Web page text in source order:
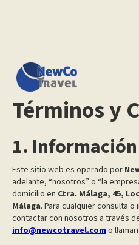
Términos y
1.
Este sitio web es operado por
adelante, “nosotros” o “la
domicilio en Ctra. Málaga, 45,
Málaga. Para cualquier consulta
contactar con nosotros a través
info@newcotravel.como